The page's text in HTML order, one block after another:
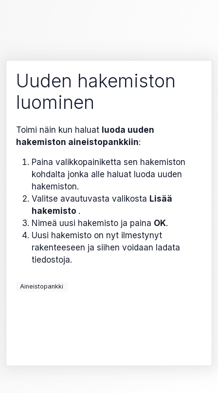
Uuden hakemiston
luominen
Toimi näin kun haluat luoda uuden
hakemiston aineistopankkiin:
Paina valikkopainiketta sen hakemiston
kohdalta jonka alle haluat luoda uuden
hakemiston.
Valitse avautuvasta valikosta Lisää
hakemisto .
Nimeä uusi hakemisto ja paina OK.
Uusi hakemisto on nyt ilmestynyt
rakenteeseen ja siihen voidaan ladata
tiedostoja.
Aineistopankki